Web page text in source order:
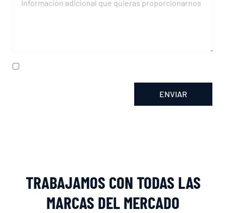
ENVIAR
TRABAJAMOS CON TODAS LAS
MARCAS DEL MERCADO